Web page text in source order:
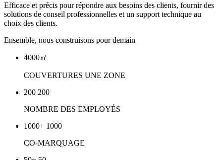
Efficace et précis pour répondre aux besoins des clients, fournir des
solutions de conseil professionnelles et un support technique au
choix des clients.
Ensemble, nous construisons pour demain
4000㎡
COUVERTURES UNE ZONE
200 200
NOMBRE DES EMPLOYÉS
1000+ 1000
CO-MARQUAGE